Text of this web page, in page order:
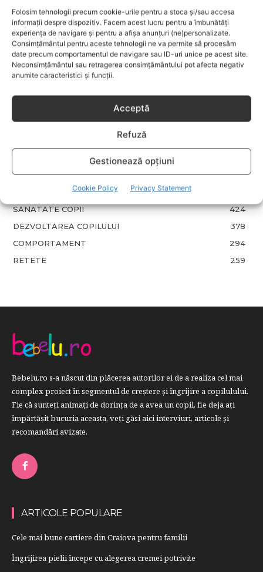
Folosim tehnologii precum cookie-urile pentru a stoca și/sau accesa
informații despre dispozitiv. Facem acest lucru pentru a îmbunătăți
experiența de navigare și pentru a afișa anunțuri (ne)personalizate.
Consimțământul pentru aceste tehnologii ne va permite să procesăm
date precum comportamentul de navigare sau ID-uri unice pe acest site.
Neconsimțământul sau retragerea consimțământului pot afecta negativ
anumite caracteristici și funcții.
Acceptă
Refuză
Gestionează opțiuni
Cookie Policy Privacy Statement
Garderoba de primăvară pentru
copii: ce păstrezi și ce donezi
CATEGORII POPULARE
LIFESTYLE
713
COMUNICAT
521
SANATATE COPII
424
DEZVOLTAREA COPILULUI
378
COMPORTAMENT
294
RETETE
259
Bebelu.ro s-a născut din plăcerea autorilor ei de a realiza cel mai
complex proiect în segmentul de creştere şi îngrijire a copilulului.
Fie că sunteţi animaţi de dorinţa de a avea un copil, fie deja aţi
împărtăşit bucuria aceasta, veți găsi aici interviuri, articole şi
recomandări avizate.
ARTICOLE POPULARE
Cele mai bune cartiere din Craiova pentru familii
Îngrijirea pielii începe cu alegerea cremei potrivite